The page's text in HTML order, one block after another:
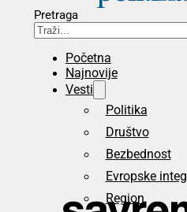
Pretraga
Početna
Najnovije
Vesti
Politika
Društvo
Bezbednost
Evropske
Region